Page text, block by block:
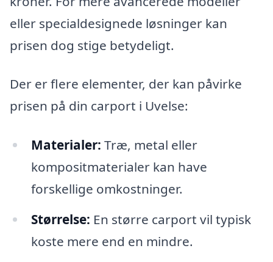
eller specialdesignede løsninger kan
prisen dog stige betydeligt.
Der er flere elementer, der kan påvirke
prisen på din carport i Uvelse:
Materialer: Træ, metal eller
kompositmaterialer kan have
forskellige omkostninger.
Størrelse: En større carport vil typisk
koste mere end en mindre.